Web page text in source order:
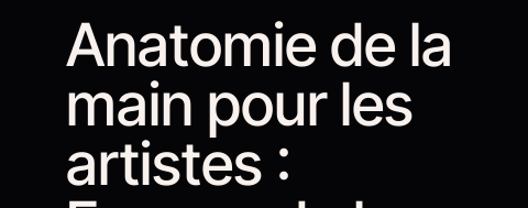
Anatomie de la
main pour les
artistes :